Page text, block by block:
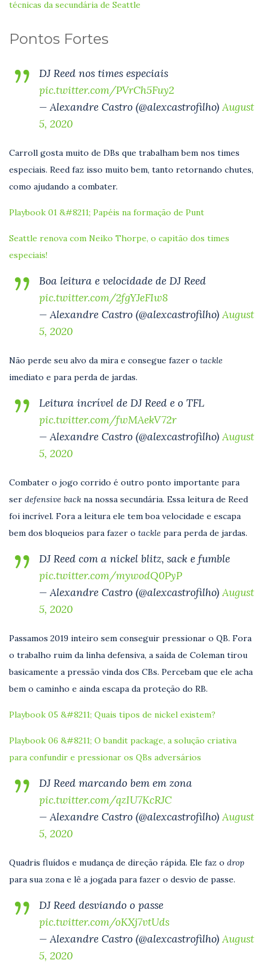
técnicas da secundária de Seattle
Pontos Fortes
DJ Reed nos times especiais
pic.twitter.com/PVrCh5Fuy2
— Alexandre Castro (@alexcastrofilho)August
5, 2020
Carroll gosta muito de DBs que trabalham bem nos times
especiais. Reed faz isso muito bem, tanto retornando chutes,
como ajudando a combater.
Playbook 01 &#8211; Papéis na formação de Punt
Seattle renova com Neiko Thorpe, o capitão dos times
especiais!
Boa leitura e velocidade de DJ Reed
pic.twitter.com/2fgYJeFIw8
— Alexandre Castro (@alexcastrofilho)August
5, 2020
Não perde seu alvo da mira e consegue fazer o tackle
imediato e para perda de jardas.
Leitura incrível de DJ Reed e o TFL
pic.twitter.com/fwMAekV72r
— Alexandre Castro (@alexcastrofilho)August
5, 2020
Combater o jogo corrido é outro ponto importante para
ser defensive back na nossa secundária. Essa leitura de Reed
foi incrível. Fora a leitura ele tem boa velocidade e escapa
bem dos bloqueios para fazer o tackle para perda de jardas.
DJ Reed com a nickel blitz, sack e fumble
pic.twitter.com/mywodQ0PyP
— Alexandre Castro (@alexcastrofilho)August
5, 2020
Passamos 2019 inteiro sem conseguir pressionar o QB. Fora
o trabalho ruim da linha defensiva, a saída de Coleman tirou
basicamente a pressão vinda dos CBs. Percebam que ele acha
bem o caminho e ainda escapa da proteção do RB.
Playbook 05 &#8211; Quais tipos de nickel existem?
Playbook 06 &#8211; O bandit package, a solução criativa
para confundir e pressionar os QBs adversários
DJ Reed marcando bem em zona
pic.twitter.com/qzIU7KcRJC
— Alexandre Castro (@alexcastrofilho)August
5, 2020
Quadris fluídos e mudança de direção rápida. Ele faz o drop
para sua zona e lê a jogada para fazer o desvio de passe.
DJ Reed desviando o passe
pic.twitter.com/oKXj7vtUds
— Alexandre Castro (@alexcastrofilho)August
5, 2020